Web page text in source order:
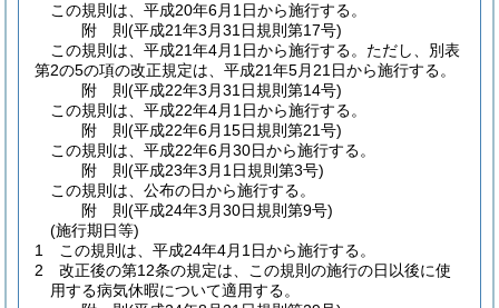
この規則は、平成20年6月1日から施行する。
附 則(平成21年3月31日規則第17号)
この規則は、平成21年4月1日から施行する。 ただし、別表
第2の5の項の改正規定は、平成21年5月21日から施行する。
附 則(平成22年3月31日規則第14号)
この規則は、平成22年4月1日から施行する。
附 則(平成22年6月15日規則第21号)
この規則は、平成22年6月30日から施行する。
附 則(平成23年3月1日規則第3号)
この規則は、公布の日から施行する。
附 則(平成24年3月30日規則第9号)
(施行期日等)
1
この規則は、平成24年4月1日から施行する。
2
改正後の第12条の規定は、この規則の施行の日以後に使
用する病気休暇について適用する。